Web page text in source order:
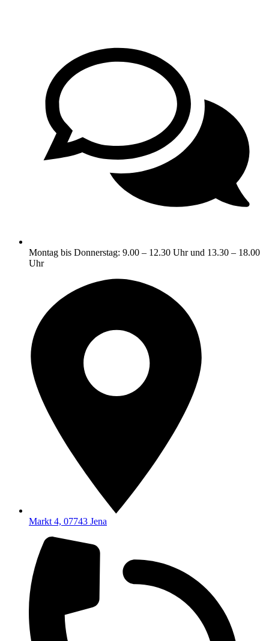
Montag bis Donnerstag: 9.00 – 12.30 Uhr und 13.30 – 18.00
Uhr
Markt 4, 07743 Jena